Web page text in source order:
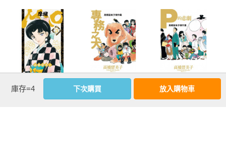
MAO摩緒(21)
高橋留美子傑作
集：專務之犬(全)
高橋留美子傑作
庫存=4 下次購買 放入購物車